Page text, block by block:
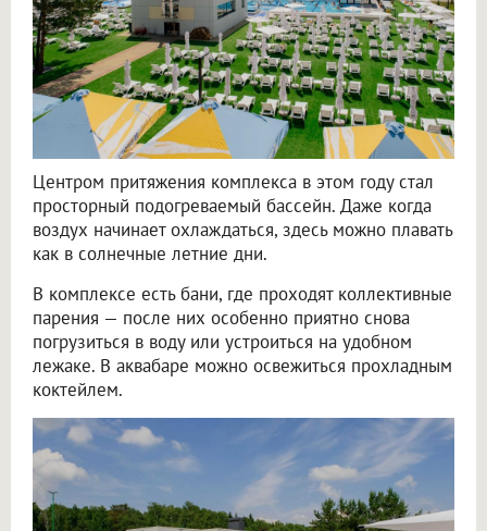
Центром притяжения комплекса в этом году стал
просторный подогреваемый бассейн. Даже когда
воздух начинает охлаждаться, здесь можно плавать
как в солнечные летние дни.
В комплексе есть бани, где проходят коллективные
парения — после них особенно приятно снова
погрузиться в воду или устроиться на удобном
лежаке. В аквабаре можно освежиться прохладным
коктейлем.